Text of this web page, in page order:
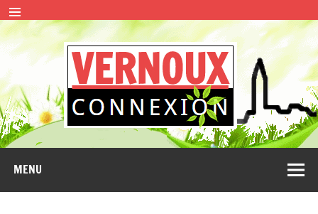
Skip
to
content
CONNEXION
MENU